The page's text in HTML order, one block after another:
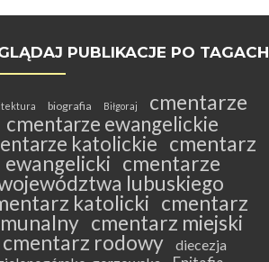
PUBLIKACJE PO TAGACH
biografia Biłgoraj
cmentarze
cmentarze ewangelickie
katolickie cmentarz
ewangelicki cmentarze
lubuskiego
katolicki cmentarz
cmentarz miejski
cmentarz rodowy
diecezja